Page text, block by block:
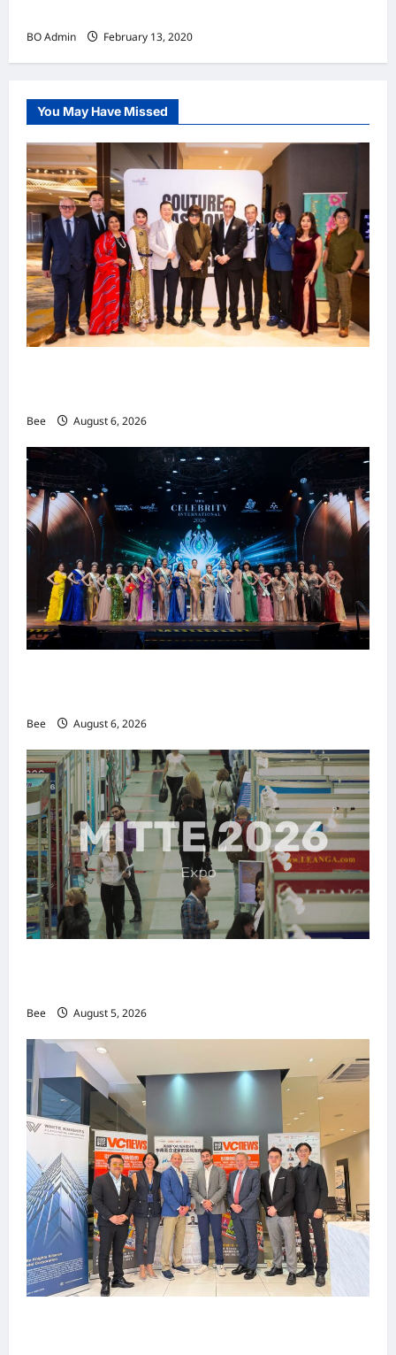
BO Admin February 13, 2020
You May Have Missed
Bee August 6, 2026
Bee August 6, 2026
Bee August 5, 2026